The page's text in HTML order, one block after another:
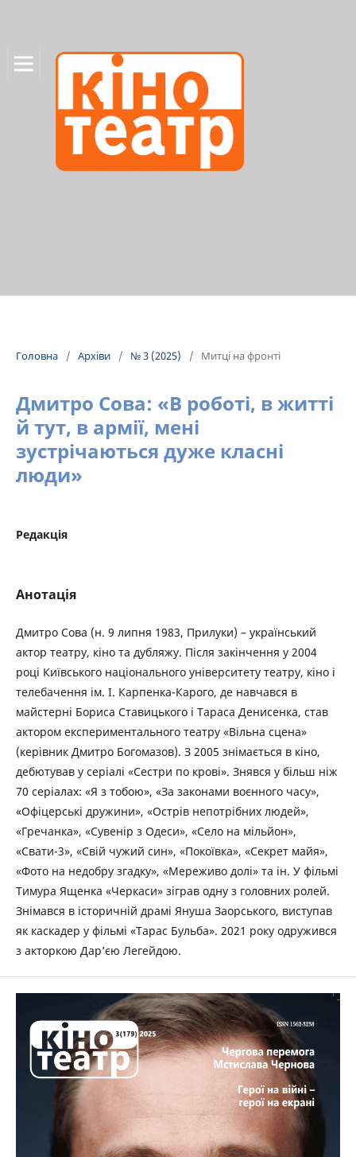
Головна / Архіви / № 3 (2025) / Митці на фронті
Дмитро Сова: «В роботі, в житті
й тут, в армії, мені
зустрічаються дуже класні
люди»
Редакція
Анотація
Дмитро Сова (н. 9 липня 1983, Прилуки) – український
актор театру, кіно та дубляжу. Після закінчення у 2004
році Київського національного університету театру, кіно і
телебачення ім. І. Карпенка-Карого, де навчався в
майстерні Бориса Ставицького і Тараса Денисенка, став
актором експериментального театру «Вільна сцена»
(керівник Дмитро Богомазов). З 2005 знімається в кіно,
дебютував у серіалі «Сестри по крові». Знявся у більш ніж
70 серіалах: «Я з тобою», «За законами воєнного часу»,
«Офіцерські дружини», «Острів непотрібних людей»,
«Гречанка», «Сувенір з Одеси», «Село на мільйон»,
«Свати-3», «Свій чужий син», «Покоївка», «Секрет майя»,
«Фото на недобру згадку», «Мереживо долі» та ін. У фільмі
Тимура Ященка «Черкаси» зіграв одну з головних ролей.
Знімався в історичній драмі Януша Заорського, виступав
як каскадер у фільмі «Тарас Бульба». 2021 року одружився
з акторкою Дар’єю Легейдою.